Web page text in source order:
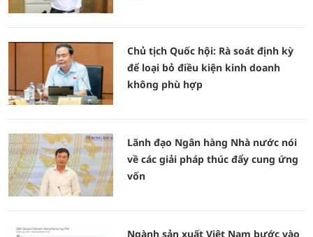
Chủ tịch Quốc hội: Rà soát định kỳ
để loại bỏ điều kiện kinh doanh
không phù hợp
Lãnh đạo Ngân hàng Nhà nước nói
về các giải pháp thúc đẩy cung ứng
vốn
Ngành sản xuất Việt Nam bước vào